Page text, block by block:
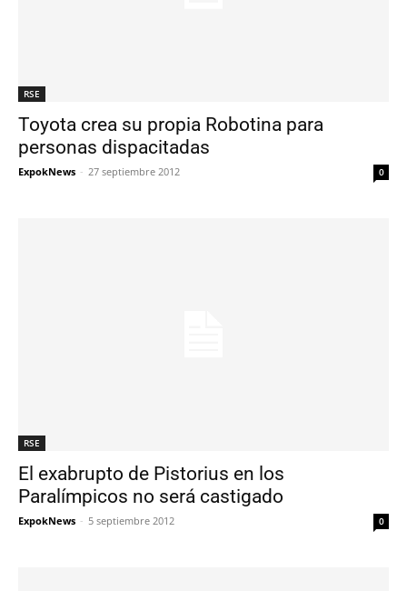
RSE
Toyota crea su propia Robotina para
personas dispacitadas
ExpokNews - 27 septiembre 2012 0
RSE
El exabrupto de Pistorius en los
Paralímpicos no será castigado
ExpokNews - 5 septiembre 2012 0